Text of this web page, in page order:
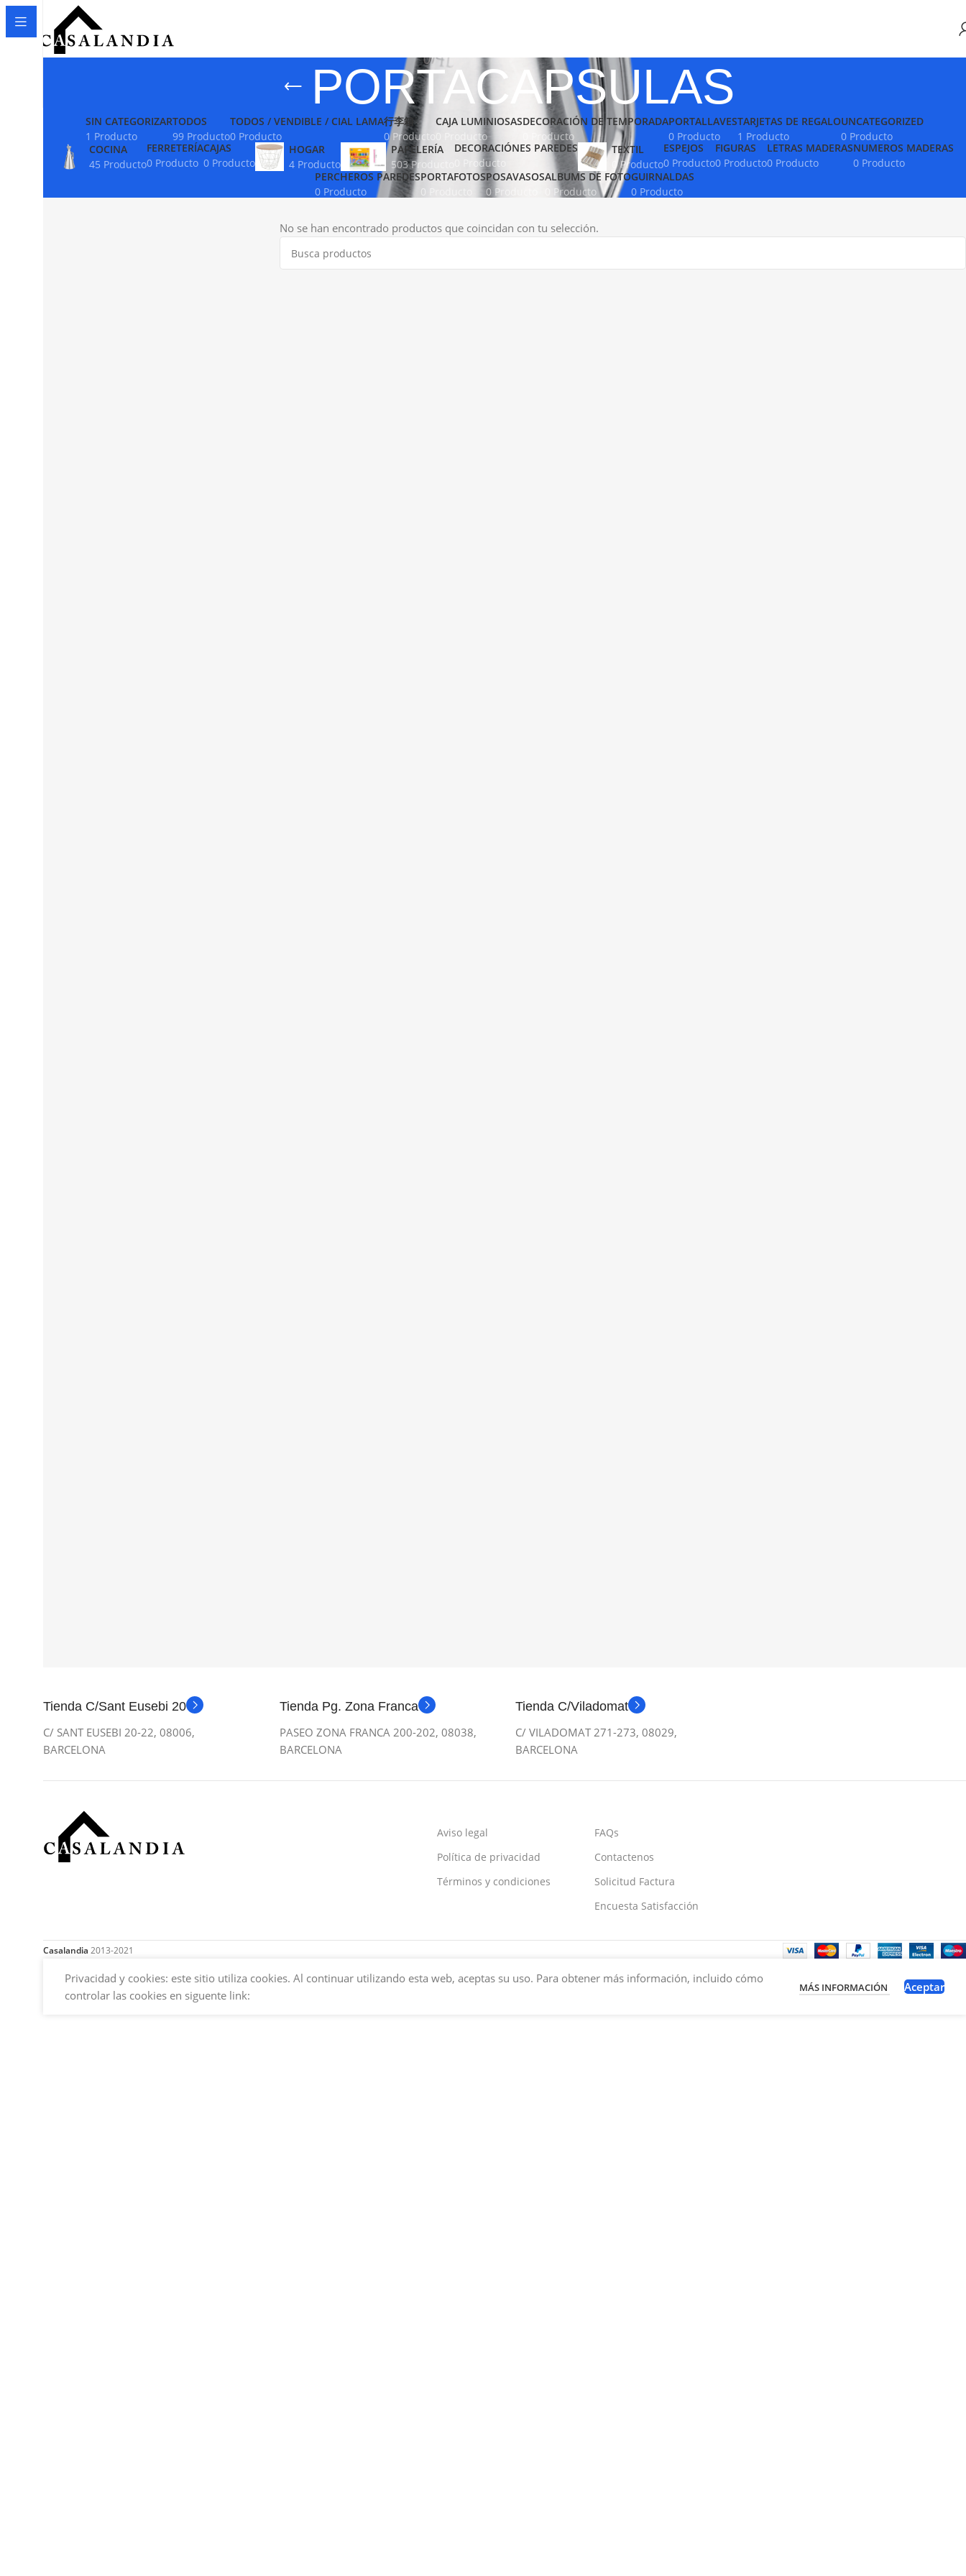
PORTACAPSULAS
SIN CATEGORIZAR
1 Producto
TODOS
99 Producto
TODOS / VENDIBLE / CIAL LAMA
0 Producto
行李箱
0 Producto
CAJA LUMINIOSAS
0 Producto
DECORACIÓN DE TEMPORADA
0 Producto
PORTALLAVES
0 Producto
TARJETAS DE REGALO
1 Producto
UNCATEGORIZED
0 Producto
COCINA
45 Producto
FERRETERÍA
0 Producto
CAJAS
0 Producto
HOGAR
4 Producto
PAPELERÍA
503 Producto
DECORACIÓNES PAREDES
0 Producto
TEXTIL
0 Producto
ESPEJOS
0 Producto
FIGURAS
0 Producto
LETRAS MADERAS
0 Producto
NUMEROS MADERAS
0 Producto
PERCHEROS PAREDES
0 Producto
PORTAFOTOS
0 Producto
POSAVASOS
0 Producto
ALBUMS DE FOTO
0 Producto
GUIRNALDAS
0 Producto
No se han encontrado productos que coincidan con tu selección.
Tienda C/Sant Eusebi 20
C/ SANT EUSEBI 20-22, 08006,
BARCELONA
Tienda Pg. Zona Franca
PASEO ZONA FRANCA 200-202, 08038,
BARCELONA
Tienda C/Viladomat
C/ VILADOMAT 271-273, 08029,
BARCELONA
Aviso legal
Política de privacidad
Términos y condiciones
FAQs
Contactenos
Solicitud Factura
Encuesta Satisfacción
Casalandia 2013-2021
Privacidad y cookies: este sitio utiliza cookies. Al continuar utilizando esta web, aceptas su uso. Para obtener más información, incluido cómo
controlar las cookies en siguente link:
MÁS INFORMACIÓN Aceptar